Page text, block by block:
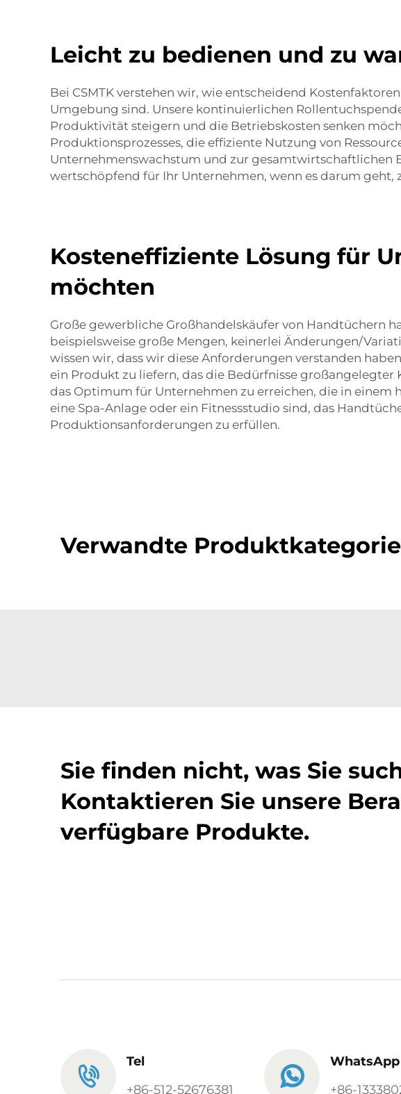
Leicht zu bedienen und zu
Bei CSMTK verstehen wir, wie entscheidend
Umgebung sind. Unsere kontinuierlichen
Produktivität steigern und die Betriebskosten senken
Produktionsprozesses, die effiziente Nutzung von
Unternehmenswachstum und zur gesamtwirtschaftlichen
wertschöpfend für Ihr Unternehmen, wenn es darum geht,
Kosteneffiziente Lösung für
möchten
Große gewerbliche Großhandelskäufer von Handtüchern
beispielsweise große Mengen, keinerlei Änderungen/
wissen wir, dass wir diese Anforderungen verstanden
ein Produkt zu liefern, das die Bedürfnisse
das Optimum für Unternehmen zu erreichen, die in einem
eine Spa-Anlage oder ein Fitnessstudio sind, das
Produktionsanforderungen zu erfüllen.
Verwandte
Sie finden nicht, was Sie
Kontaktieren Sie unsere
verfügbare Produkte.
Tel
+86-512-52676381
WhatsApp
+86-